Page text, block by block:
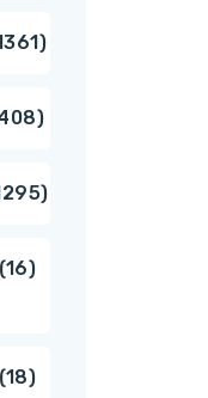
producten
1361
producten
408
producten
1295
1616
1818